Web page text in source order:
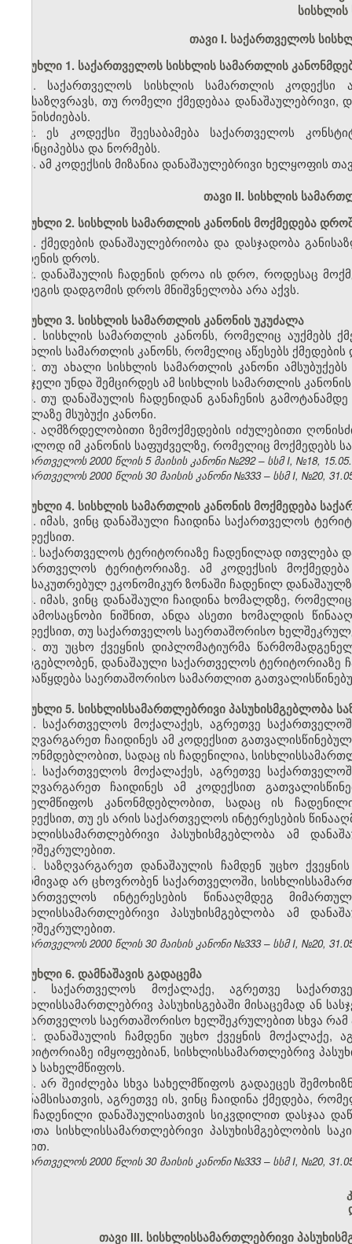
თავი I. საქართველოს
მუხლი 1. საქართველოს სისხლის სამართლის
1. საქართველოს სისხლის სამართლის კოდექსი
განსაზღვრავს, თუ რომელი ქმედებაა დანაშაულებრივი,
ღონისძიებას.
2. ეს კოდექსი შეესაბამება საქართველოს
პრინციპებსა და ნორმებს.
3. ამ კოდექსის მიზანია დანაშაულებრივი ხელყოფის
თავი II. სისხლის
მუხლი 2. სისხლის სამართლის კანონის მოქმედება
1. ქმედების დანაშაულებრიობა და დასჯადობა
ჩადენის დროს.
2. დანაშაულის ჩადენის დროა ის დრო, როდესაც
შედეგის დადგომის დროს მნიშვნელობა არა აქვს.
მუხლი 3. სისხლის სამართლის კანონის უკუძალა
1. სისხლის სამართლის კანონს, რომელიც აუქმებს
სისხლის სამართლის კანონს, რომელიც აწესებს
2. თუ ახალი სისხლის სამართლის კანონი
სასჯელი უნდა შემცირდეს ამ სისხლის სამართლის
3. თუ დანაშაულის ჩადენიდან განაჩენის
ყველაზე მსუბუქი კანონი.
4. აღმზრდელობითი ზემოქმედების იძულებითი
მხოლოდ იმ კანონის საფუძველზე, რომელიც მოქმედებს
საქართველოს 2000 წლის 5 მაისის კანონი №292 – სსმ I, №18,
საქართველოს 2000 წლის 30 მაისის კანონი №333 – სსმ I, №20,
მუხლი 4. სისხლის სამართლის კანონის მოქმედება
1. იმას, ვინც დანაშაული ჩაიდინა საქართველოს
კოდექსით.
2. საქართველოს ტერიტორიაზე ჩადენილად ითვლება
საქართველოს ტერიტორიაზე. ამ კოდექსის
განსაკუთრებულ ეკონომიკურ ზონაში ჩადენილ
3. იმას, ვინც დანაშაული ჩაიდინა ხომალდზე,
ან ამოსაცნობი ნიშნით, ანდა ასეთი ხომალდის
კოდექსით, თუ საქართველოს საერთაშორისო
4. თუ უცხო ქვეყნის დიპლომატიურმა
სარგებლობენ, დანაშაული საქართველოს ტერიტორიაზე
გადაწყდება საერთაშორისო სამართლით
მუხლი 5. სისხლისსამართლებრივი პასუხისმგებლობა
1. საქართველოს მოქალაქეს, აგრეთვე
საზღვარგარეთ ჩაიდინეს ამ კოდექსით
კანონმდებლობით, სადაც ის ჩადენილია,
2. საქართველოს მოქალაქეს, აგრეთვე
საზღვარგარეთ ჩაიდინეს ამ კოდექსით
სახელმწიფოს კანონმდებლობით, სადაც ის
კოდექსით, თუ ეს არის საქართველოს ინტერესების
სისხლისსამართლებრივი პასუხისმგებლობა ამ
ხელშეკრულებით.
3. საზღვარგარეთ დანაშაულის ჩამდენ უცხო
მუდმივად არ ცხოვრობენ საქართველოში,
საქართველოს ინტერესების წინააღმდეგ
სისხლისსამართლებრივი პასუხისმგებლობა ამ
ხელშეკრულებით.
საქართველოს 2000 წლის 30 მაისის კანონი №333 – სსმ I, №20,
მუხლი 6. დამნაშავის გადაცემა
1. საქართველოს მოქალაქე, აგრეთვე
სისხლისსამართლებრივ პასუხისგებაში მისაცემად ან
საქართველოს საერთაშორისო ხელშეკრულებით სხვა
2. დანაშაულის ჩამდენი უცხო ქვეყნის
ტერიტორიაზე იმყოფებიან, სისხლისსამართლებრივ
სხვა სახელმწიფოს.
3. არ შეიძლება სხვა სახელმწიფოს გადაეცეს
მრწამსისათვის, აგრეთვე ის, ვინც ჩაიდინა ქმედება,
თუ ჩადენილი დანაშაულისათვის სიკვდილით დასჯაა
პირთა სისხლისსამართლებრივი პასუხისმგებლობის
წესით.
საქართველოს 2000 წლის 30 მაისის კანონი №333 – სსმ I, №20,
თავი III. სისხლისსამართლებრივი